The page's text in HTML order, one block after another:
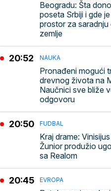
Beogradu: Šta
poseta Srbiji i gde je
prostor za saradnju
zemlje
NAUKA
Pronađeni mogući
drevnog života na
Naučnici sve bliže
odgovoru
20:52
FUDBAL
Kraj drame: Vinisijus
Žunior produžio
sa Realom
20:50
EVROPA
20:45